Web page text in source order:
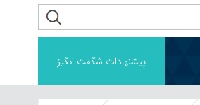
پیشنهادات شگفت انگیز